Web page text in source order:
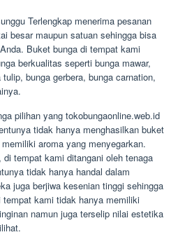
Terlengkap menerima pesanan
besar maupun satuan sehingga bisa
Buket bunga di tempat kami
berkualitas seperti bunga mawar,
bunga gerbera, bunga carnation,
pilihan yang tokobungaonline.web.id
tidak hanya menghasilkan buket
aroma yang menyegarkan.
tempat kami ditangani oleh tenaga
tidak hanya handal dalam
juga berjiwa kesenian tinggi sehingga
kami tidak hanya memiliki
namun juga terselip nilai estetika